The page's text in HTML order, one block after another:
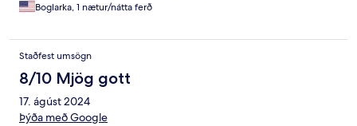
Boglarka, 1 nætur/nátta ferð
Staðfest umsögn
8/10 Mjög gott
17. ágúst 2024
Þýða með Google